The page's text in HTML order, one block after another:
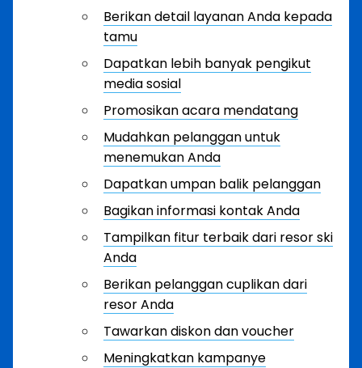
Berikan detail layanan Anda kepada
tamu
Dapatkan lebih banyak pengikut
media sosial
Promosikan acara mendatang
Mudahkan pelanggan untuk
menemukan Anda
Dapatkan umpan balik pelanggan
Bagikan informasi kontak Anda
Tampilkan fitur terbaik dari resor ski
Anda
Berikan pelanggan cuplikan dari
resor Anda
Tawarkan diskon dan voucher
Meningkatkan kampanye